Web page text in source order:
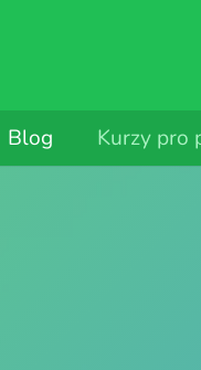
Blog Kurzy pro